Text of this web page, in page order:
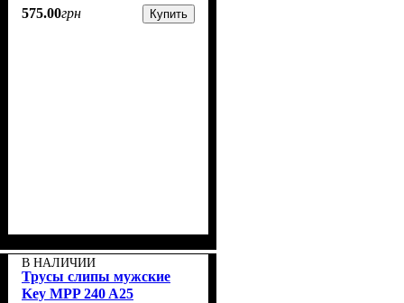
575.00грн Купить
В НАЛИЧИИ
Трусы слипы мужские
Key MPP 240 A25